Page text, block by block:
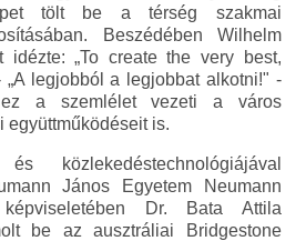
tölt be a térség szakmai
Beszédében Wilhelm
idézte: „To create the very best,
„A legjobból a legjobbat alkotni!" -
a szemlélet vezeti a város
együttműködéseit is.
János Egyetem Neumann
Dr. Bata Attila
be az ausztráliai Bridgestone